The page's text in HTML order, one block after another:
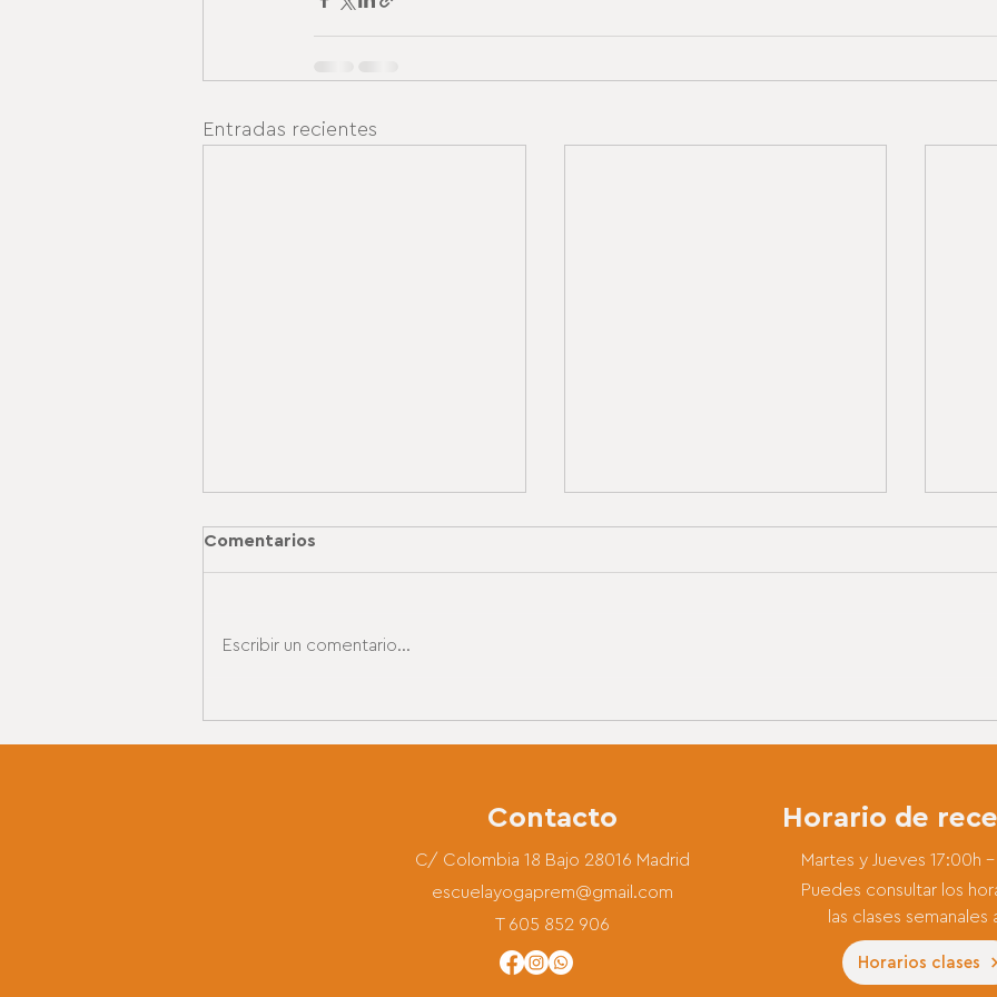
Entradas recientes
Comentarios
Escribir un comentario...
Contacto
C/ Colombia 18 Bajo 28016 Madrid
escuelayogaprem@gmail.com
T 605 852 906
Horario de
Martes y Jueves 17:00h
Puedes consultar los
las clases semanales
Horarios clases